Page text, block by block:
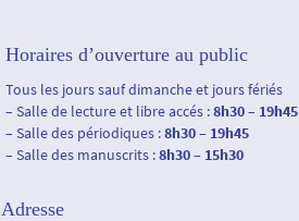
Horaires d’ouverture au public
Tous les jours sauf dimanche et jours fériés
– Salle de lecture et libre accés :8h30 – 19h45
– Salle des périodiques :8h30 – 19h45
– Salle des manuscrits :8h30 – 15h30
Adresse